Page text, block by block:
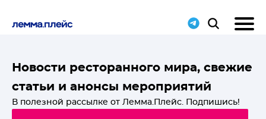
Новости ресторанного мира, свежие
статьи и анонсы мероприятий
В полезной рассылке от Лемма.Плейс. Подпишись!